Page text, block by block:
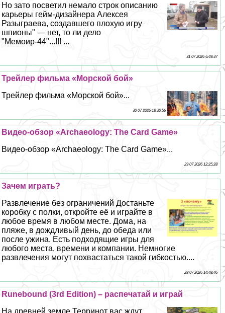
Но зато посветил немало строк описанию
карьеры гeйм-дизайнера Алексея
Разыграева, создавшего плохую игру
шпионы" — нет, то ли дело
"Мемоир-44"...!!! ...
31 07 2026 6:49:37
Трейлер фильма «Морской бой»
Трейлер фильма «Морской бой»...
30 07 2026 18:30:56
Видео-обзор «Archaeology: The Card Game»
Видео-обзор «Archaeology: The Card Game»...
29 07 2026 12:25:28
Зачем играть?
Развлечение без ограничений Достаньте
коробку с полки, откройте её и играйте в
любое время в любом месте. Дома, на
пляже, в дождливый день, до обеда или
после ужина. Есть подходящие игры для
любого места, времени и компании. Немногие
развлечения могут похвастаться такой гибкостью....
28 07 2026 14:48:46
Runebound (3rd Edition) – распечатай и играй
На древней земле Терринот вас ждут